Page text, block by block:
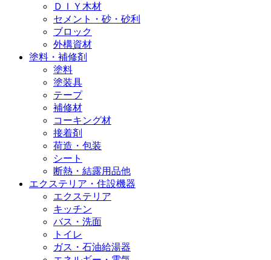
ＤＩＹ木材
セメント・砂・砂利
ブロック
外構資材
塗料・補修剤
塗料
塗装具
テープ
補修材
コーキング材
接着剤
荷造・包装
シート
断熱・結露用品他
エクステリア・住設機器
エクステリア
キッチン
バス・洗面
トイレ
ガス・石油給湯器